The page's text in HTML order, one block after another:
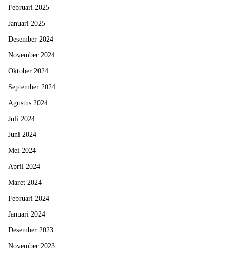
Februari 2025
Januari 2025
Desember 2024
November 2024
Oktober 2024
September 2024
Agustus 2024
Juli 2024
Juni 2024
Mei 2024
April 2024
Maret 2024
Februari 2024
Januari 2024
Desember 2023
November 2023